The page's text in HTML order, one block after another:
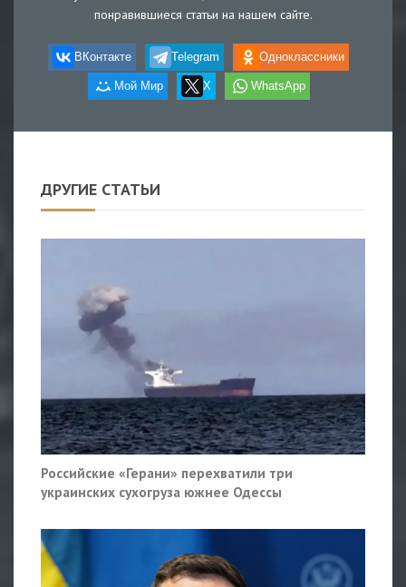
понравившиеся статьи на нашем сайте.
ВКонтакте Telegram Одноклассники
Мой Мир X WhatsApp
ДРУГИЕ СТАТЬИ
Российские «Герани» перехватили три
украинских сухогруза южнее Одессы